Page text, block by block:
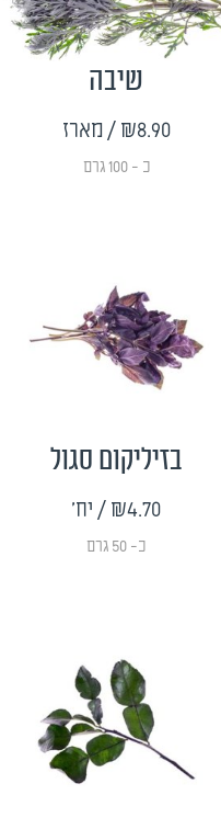
שיבה
₪8.90 / מארז
כ - 100 גרם
בזיליקום סגול
₪4.70/ יח'
כ- 50 גרם